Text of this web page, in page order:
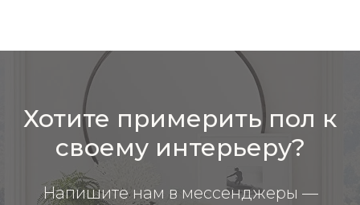
Хотите примерить пол к
своему интерьеру?
Напишите нам в мессенджеры —